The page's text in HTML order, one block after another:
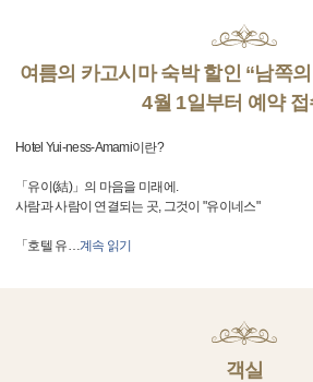
여름의 카고시마 숙박 할인 “남쪽
4월 1일부터 예약
Hotel Yui-ness-Amami이란?
「유이(結)」의 마음을 미래에.
사람과 사람이 연결되는 곳, 그것이 "유이네스"
「호텔 유…계속 읽기
객실